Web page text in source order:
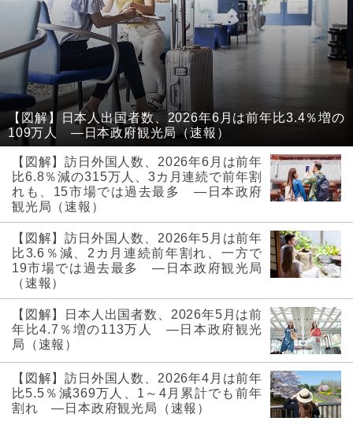
【図解】日本人出国者数、2026年6月は前年比3.4％増の
109万人 ―日本政府観光局（速報）
【図解】訪日外国人数、2026年6月は前年
比6.8％減の315万人、3カ月連続で前年割
れも、15市場では過去最多 ―日本政府
観光局（速報）
【図解】訪日外国人数、2026年5月は前年
比3.6％減、2カ月連続前年割れ、一方で
19市場では過去最多 ―日本政府観光局
（速報）
【図解】日本人出国者数、2026年5月は前
年比4.7％増の113万人 ―日本政府観光
局（速報）
【図解】訪日外国人数、2026年4月は前年
比5.5％減369万人、1～4月累計でも前年
割れ ―日本政府観光局（速報）